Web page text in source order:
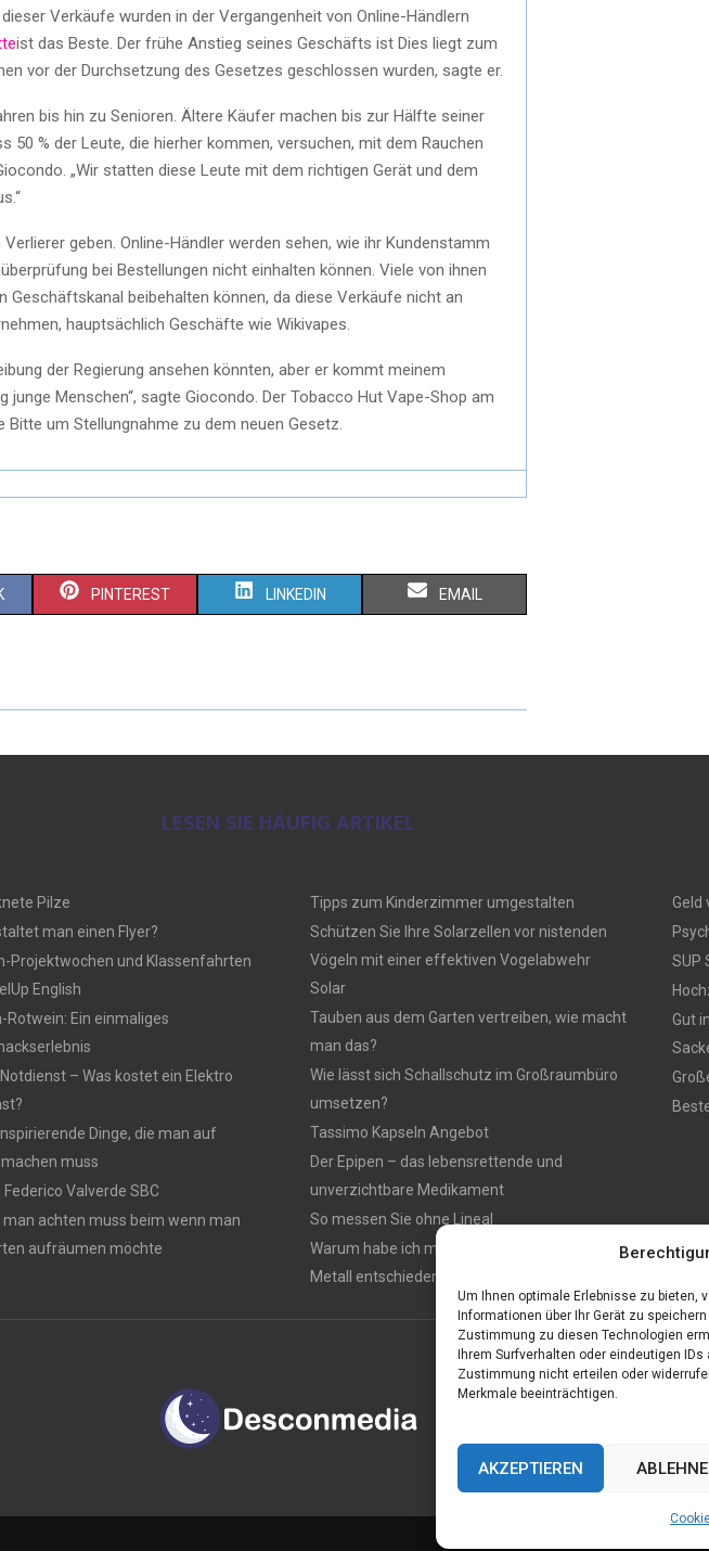
Um Ihnen optimale Erlebnisse zu bieten,
Informationen über Ihr Gerät zu
Zustimmung zu diesen Technologien
Ihrem Surfverhalten oder eindeutigen
Zustimmung nicht erteilen oder
Merkmale beeinträchtigen.
AKZEPTIEREN
Verkäufe wurden in der Vergangenheit von Online-Händlern
ist das Beste. Der frühe Anstieg seines Geschäfts ist Dies liegt zum
vor der Durchsetzung des Gesetzes geschlossen wurden, sagte er.
bis hin zu Senioren. Ältere Käufer machen bis zur Hälfte seiner
50 % der Leute, die hierher kommen, versuchen, mit dem Rauchen
„Wir statten diese Leute mit dem richtigen Gerät und dem
geben. Online-Händler werden sehen, wie ihr Kundenstamm
bei Bestellungen nicht einhalten können. Viele von ihnen
Geschäftskanal beibehalten können, da diese Verkäufe nicht an
hauptsächlich Geschäfte wie Wikivapes.
der Regierung ansehen könnten, aber er kommt meinem
Menschen“, sagte Giocondo. Der Tobacco Hut Vape-Shop am
um Stellungnahme zu dem neuen Gesetz.
PINTEREST LINKEDIN EMAIL
LESEN SIE HÄUFIG ARTIKEL
Pilze
man einen Flyer?
Projektwochen und Klassenfahrten
English
Rotwein: Ein einmaliges
– Was kostet ein Elektro
Dinge, die man auf
muss
Federico Valverde SBC
achten muss beim wenn man
aufräumen möchte
Tipps zum Kinderzimmer umgestalten
Schützen Sie Ihre Solarzellen vor nistenden
Vögeln mit einer effektiven Vogelabwehr
Solar
Tauben aus dem Garten vertreiben, wie macht
man das?
Wie lässt sich Schallschutz im Großraumbüro
umsetzen?
Tassimo Kapseln Angebot
Der Epipen – das lebensrettende und
unverzichtbare Medikament
So messen Sie ohne Lineal
Warum habe ich mich für einen Zaun aus
Metall entschieden ?
Geld
SUP
Gut